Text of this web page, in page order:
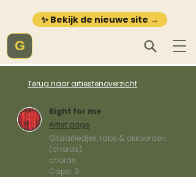
✨ Bekijk de nieuwe site →
G
Terug naar artiestenoverzicht
Right for me
Artist page
Gitaarliedjes, tabs & akkoorden
(chords)
chords
Capo: 3